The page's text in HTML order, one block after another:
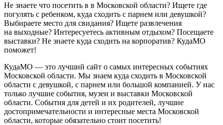
Не знаете что посетить в в Московской области? Ищете где
погулять с ребенком, куда сходить с парнем или девушкой?
Выбираете место для свидания? Ищете развлечения
на выходные? Интересуетесь активным отдыхом? Посещаете
выставки? Не знаете куда сходить на корпоратив? КудаМО
поможет!
КудаМО — это лучший сайт о самых интересных событиях
Московской области. Мы знаем куда сходить в Московской
области с девушкой, с парнем или большой компанией. У нас
только лучшие события, музеи и выставки Московской
области. События для детей и их родителей, лучшие
достопримечательности и интересные места Московской
области, которые обязательно стоит посетить!